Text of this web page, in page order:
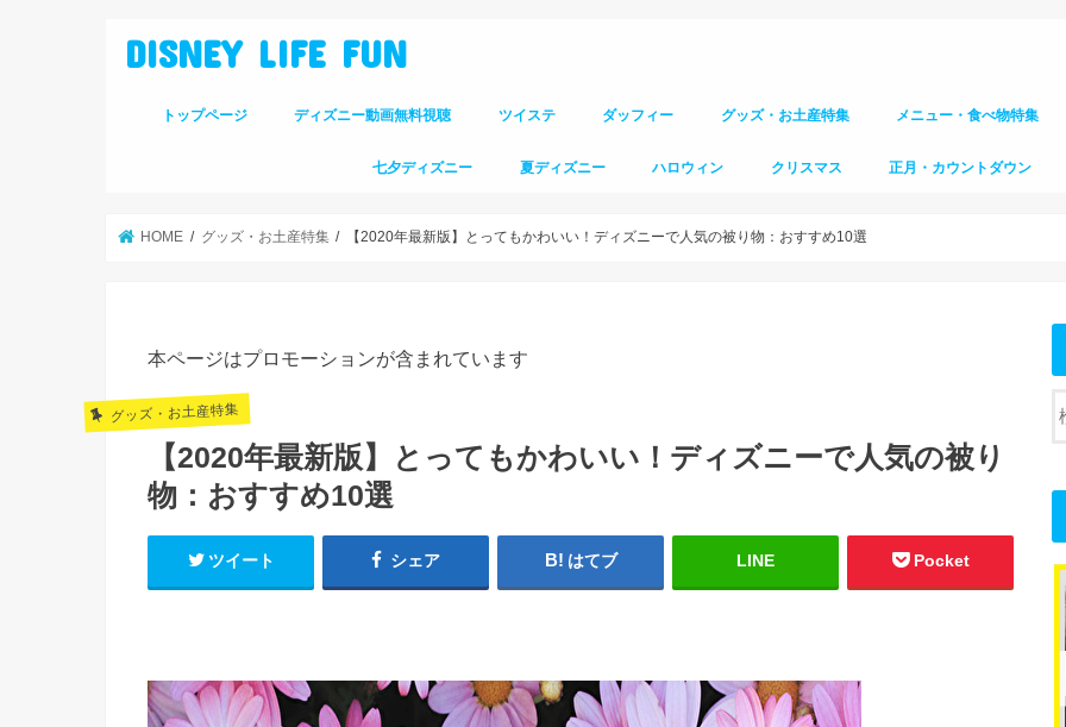
DISNEY LIFE FUN
トップページ ディズニー動画無料視聴 ツイステ ダッフィー グッズ・お土産特集 メニュー・食べ物特集
七夕ディズニー 夏ディズニー ハロウィン クリスマス 正月・カウントダウン
HOME グッズ・お土産特集 【2020年最新版】とってもかわいい！ディズニーで人気の被り物：おすすめ10選
本ページはプロモーションが含まれています
グッズ・お土産特集
【2020年最新版】とってもかわいい！ディズニーで人気の被り
物：おすすめ10選
ツイート シェア はてブ LINE Pocket